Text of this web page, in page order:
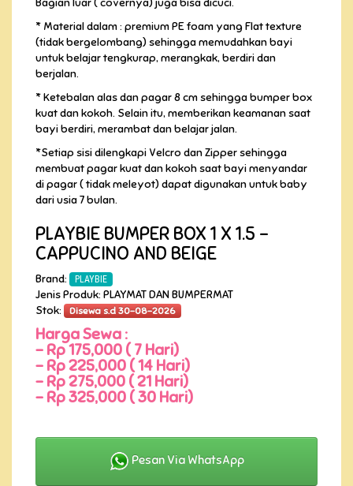
* Material dalam : premium PE foam yang Flat texture
(tidak bergelombang) sehingga memudahkan bayi
untuk belajar tengkurap, merangkak, berdiri dan
berjalan.
* Ketebalan alas dan pagar 8 cm sehingga bumper box
kuat dan kokoh. Selain itu, memberikan keamanan saat
bayi berdiri, merambat dan belajar jalan.
*Setiap sisi dilengkapi Velcro dan Zipper sehingga
membuat pagar kuat dan kokoh saat bayi menyandar
di pagar ( tidak meleyot) dapat digunakan untuk baby
dari usia 7 bulan.
PLAYBIE BUMPER BOX 1 X 1.5 -
CAPPUCINO AND BEIGE
Brand: PLAYBIE
Jenis Produk: PLAYMAT DAN BUMPERMAT
Stok:
Disewa s.d 30-08-2026
Harga Sewa :
- Rp 175,000 ( 7 Hari)
- Rp 225,000 ( 14 Hari)
- Rp 275,000 ( 21 Hari)
- Rp 325,000 ( 30 Hari)
Pesan Via WhatsApp